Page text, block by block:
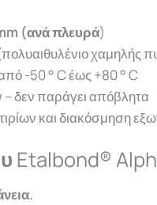
(ανάπλευρά)
ολυαιθυλένιοχαμηλήςπ
-50 ° C έως +80 ° C
– δεν παράγει απόβλητα
και διακόσμηση
Etalbond®